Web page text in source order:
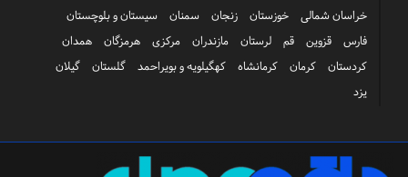
خراسان شمالی
خوزستان زنجان سمنان
سیستان و بلوچستان
فارس
قزوین قم لرستان مازندران مرکزی هرمزگان
همدان
کردستان
کرمان کرمانشاه کهگیلویه و بویراحمد گلستان
گیلان
یزد